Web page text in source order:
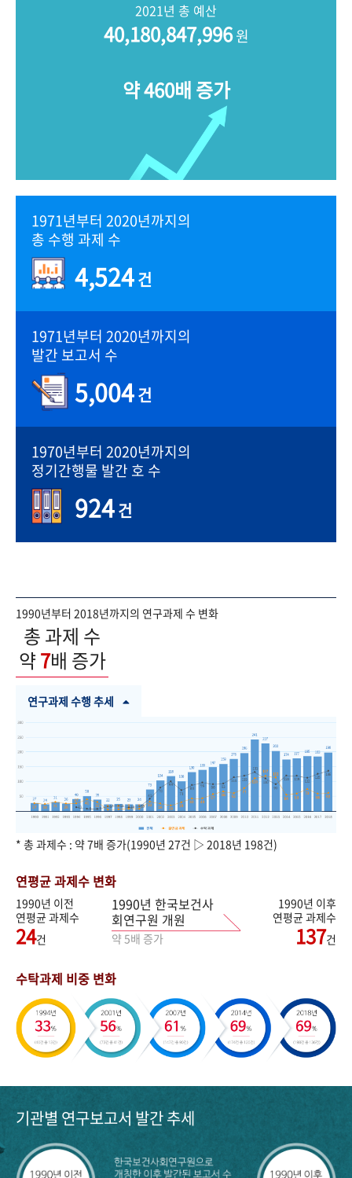
2021년 총 예산
40,180,847,996원
약 460배 증가
1971년부터 2020년까지의
총 수행 과제 수
4,524건
1971년부터 2020년까지의
발간 보고서 수
5,004건
1970년부터 2020년까지의
정기간행물 발간 호 수
924건
1990년부터 2018년까지의 연구과제 수 변화
총 과제 수
약7배 증가
연구과제 수행 추세
* 총 과제수 : 약 7배 증가(1990년 27건 ▷ 2018년 198건)
연평균 과제수 변화
1990년 이전
연평균 과제수
24건
1990년 한국보건사
회연구원 개원
약 5배 증가
1990년 이후
연평균 과제수
137건
수탁과제 비중 변화
기관별 연구보고서 발간 추세